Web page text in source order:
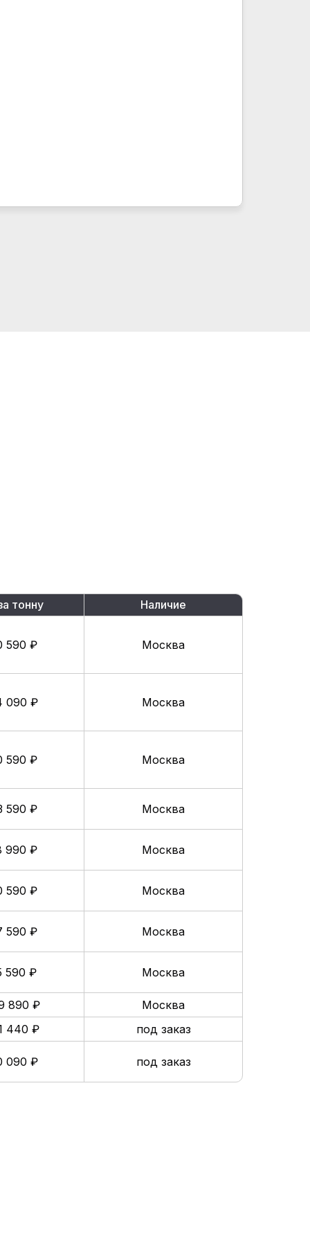
тонну Наличие
590 ₽ Москва
090 ₽ Москва
590 ₽ Москва
590 ₽ Москва
990 ₽ Москва
590 ₽ Москва
590 ₽ Москва
590 ₽ Москва
890 ₽
Москва
440 ₽
под заказ
090 ₽ под заказ